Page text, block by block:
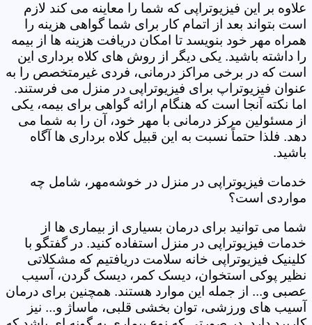
علاوه بر این فیزیوتراپی که شما را معاینه می کند لازم
است بتواند بعد از اتمام کار برای شما گواهی هزینه را
همراه مهر خود بنویسد تا امکان دریافت هزینه ها از بیمه
را داشته باشید. یکی دیگر از روش های کلاه برداری این
است که در برخی مراکز درمانی، فردی غیرمتخصص را به
عنوان فیزیوتراپ برای فیزیوتراپی در منزل می فرستند.
اما نکته آنجا است که هنگام ارائه گواهی برای بیمه، یکی
از مسئولین مرکز درمانی با مهر خود، آن را به شما می
دهد. فلذا حتماً نسبت به این قبیل کلاه برداری ها آگاه
باشید.
خدمات فیزیوتراپی در منزل در خوشه‌مهر، شامل چه
مواردی است؟
شما می توانید برای درمان بسیاری از بیماری ها از
خدمات فیزیوتراپی در منزل استفاده کنید. در گفتگو با
کلینیک فیزیوتراپی خانه سلامت دریافتیم که مشکلاتی
نظیر پوکی استخوان، دیسک کمر، دیسک گردن، آسیب
عصبی و... از جمله این موارد هستند. همچنین برای درمان
آسیب های ورزشی، توان بخشی قلبی، ماساژ و... نیز